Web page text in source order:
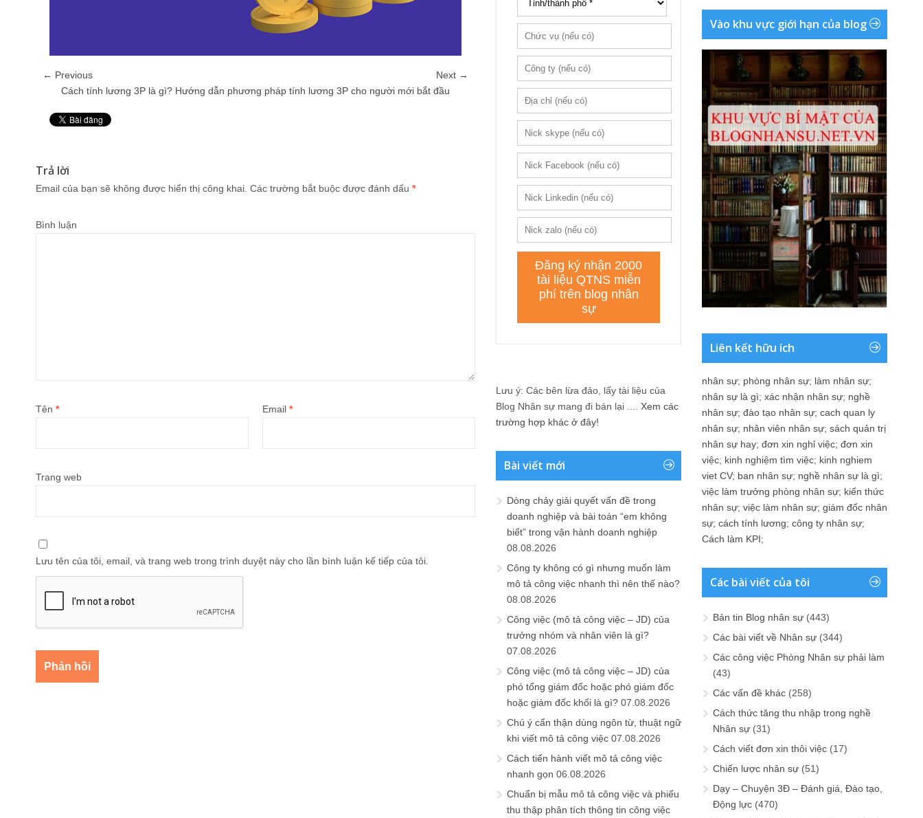
← Previous
Next →
Cách tính lương 3P là gì? Hướng dẫn phương pháp tính lương 3P cho người mới bắt đầu
Trả lời
Email của bạn sẽ không được hiển thị công khai. Các trường bắt buộc được đánh dấu *
Bình luận
Tên * Email *
Trang web
Lưu tên của tôi, email, và trang web trong trình duyệt này cho lần bình luận kế tiếp của tôi.
Lưu ý: Các bên lừa đảo, lấy tài liệu của
Blog Nhân sự mang đi bán lại .... Xem các
trường hợp khác ở đây!
Bài viết mới
Dòng chảy giải quyết vấn đề trong
doanh nghiệp và bài toán “em không
biết” trong vận hành doanh nghiệp
08.08.2026
Công ty không có gì nhưng muốn làm
mô tả công việc nhanh thì nên thế nào?
08.08.2026
Công việc (mô tả công việc – JD) của
trưởng nhóm và nhân viên là gì?
07.08.2026
Công việc (mô tả công việc – JD) của
phó tổng giám đốc hoặc phó giám đốc
hoặc giám đốc khối là gì? 07.08.2026
Chú ý cẩn thận dùng ngôn từ, thuật ngữ
khi viết mô tả công việc 07.08.2026
Cách tiến hành viết mô tả công việc
nhanh gọn 06.08.2026
Chuẩn bị mẫu mô tả công việc và phiếu
thu thập phân tích thông tin công việc
Vào khu vực giới hạn của blog
Liên kết hữu ích
nhân sự; phòng nhân sự; làm nhân sự;
nhân sự là gì; xác nhận nhân sự; nghề
nhân sự; đào tạo nhân sự; cach quan ly
nhân sự; nhân viên nhân sự; sách quản trị
nhân sự hay; đơn xin nghỉ việc; đơn xin
việc; kinh nghiệm tìm việc; kinh nghiem
viet CV; ban nhân sự; nghề nhân sự là gì;
việc làm trưởng phòng nhân sự; kiến thức
nhân sự; việc làm nhân sự; giám đốc nhân
sự; cách tính lương; công ty nhân sự;
Cách làm KPI;
Các bài viết của tôi
Bản tin Blog nhân sự (443)
Các bài viết về Nhân sự (344)
Các công việc Phòng Nhân sự phải làm
(43)
Các vấn đề khác (258)
Cách thức tăng thu nhập trong nghề
Nhân sự (31)
Cách viết đơn xin thôi việc (17)
Chiến lược nhân sự (51)
Dạy – Chuyện 3Đ – Đánh giá, Đào tạo,
Động lực (470)